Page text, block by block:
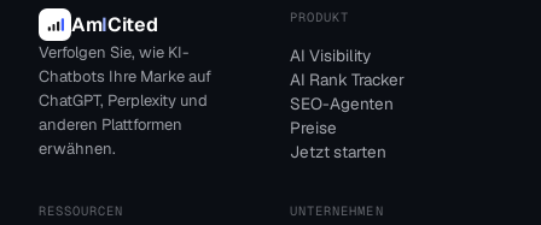
AmICited
Verfolgen Sie, wie KI-
Chatbots Ihre Marke auf
ChatGPT, Perplexity und
anderen Plattformen
erwähnen.
PRODUKT
AI Visibility
AI Rank Tracker
SEO-Agenten
Preise
Jetzt starten
RESSOURCEN UNTERNEHMEN